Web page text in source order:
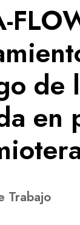
de
en
Trabajo